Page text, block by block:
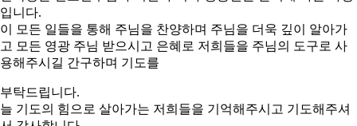
입니다.
이 모든 일들을 통해 주님을 찬양하며 주님을 더욱 깊이 알아가
고 모든 영광 주님 받으시고 은혜로 저희들을 주님의 도구로 사
용해주시길 간구하며 기도를
부탁드립니다.
늘 기도의 힘으로 살아가는 저희들을 기억해주시고 기도해주셔